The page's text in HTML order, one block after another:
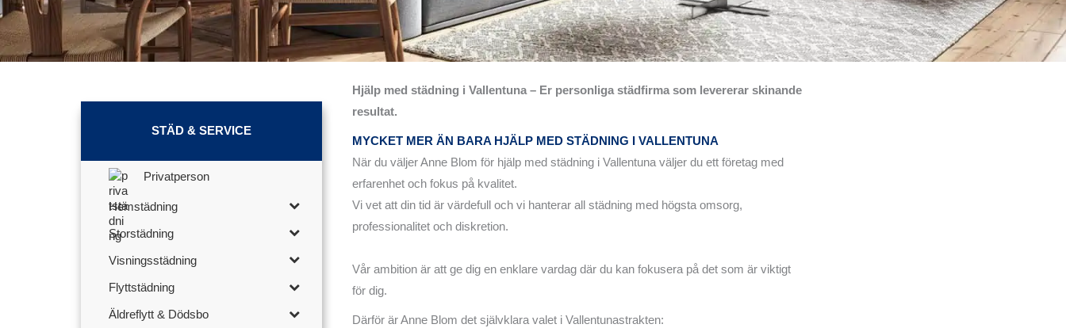
STÄD & SERVICE
Privatperson
Hemstädning
Storstädning
Visningsstädning
Flyttstädning
Äldreflytt & Dödsbo
Hjälp med städning i Vallentuna – Er personliga städfirma som levererar skinande
resultat.
MYCKET MER ÄN BARA HJÄLP MED STÄDNING I VALLENTUNA
När du väljer Anne Blom för hjälp med städning i Vallentuna väljer du ett företag med
erfarenhet och fokus på kvalitet.
Vi vet att din tid är värdefull och vi hanterar all städning med högsta omsorg,
professionalitet och diskretion.
Vår ambition är att ge dig en enklare vardag där du kan fokusera på det som är viktigt
för dig.
Därför är Anne Blom det självklara valet i Vallentunastrakten: